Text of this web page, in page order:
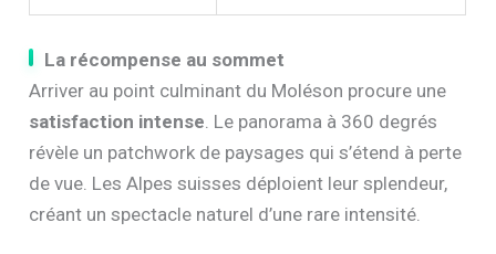
La récompense au sommet
Arriver au point culminant du Moléson procure une
satisfaction intense . Le panorama à 360 degrés
révèle un patchwork de paysages qui s’étend à perte
de vue. Les Alpes suisses déploient leur splendeur,
créant un spectacle naturel d’une rare intensité.